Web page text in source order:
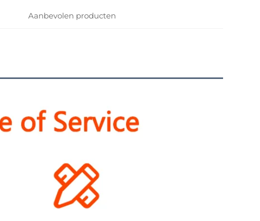
Aanbevolen producten